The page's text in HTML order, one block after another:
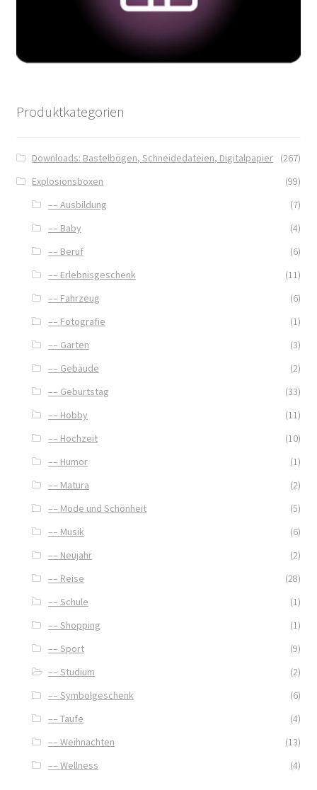
Produktkategorien
Downloads: Bastelbögen, Schneidedateien, Digitalpapier
(267)
Explosionsboxen
(99)
–– Ausbildung
(7)
–– Baby
(4)
–– Beruf
(6)
–– Erlebnisgeschenk
(11)
–– Fahrzeug
(6)
–– Fotografie
(1)
–– Garten
(3)
–– Gebäude
(2)
–– Geburtstag
(33)
–– Hobby
(11)
–– Hochzeit
(10)
–– Humor
(1)
–– Matura
(2)
–– Mode und Schönheit
(5)
–– Musik
(6)
–– Neujahr
(2)
–– Reise
(28)
–– Schule
(1)
–– Shopping
(1)
–– Sport
(9)
–– Studium
(2)
–– Symbolgeschenk
(6)
–– Taufe
(4)
–– Weihnachten
(13)
–– Wellness
(4)